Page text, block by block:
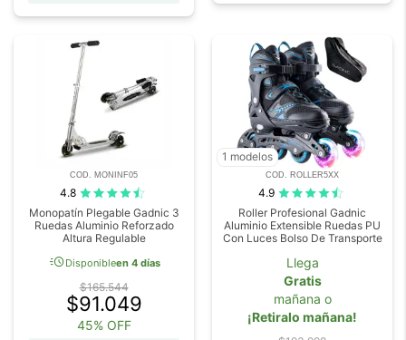
COD. MONINF05
4.8
Monopatín Plegable Gadnic 3
Ruedas Aluminio Reforzado
Altura Regulable
acuteDisponibleen 4 días
$165.544
$91.049
45% OFF
1 modelos
COD. ROLLER5XX
4.9
Roller Profesional Gadnic
Aluminio Extensible Ruedas PU
Con Luces Bolso De Transporte
Llega
Gratis
mañana o
¡Retiralo mañana!